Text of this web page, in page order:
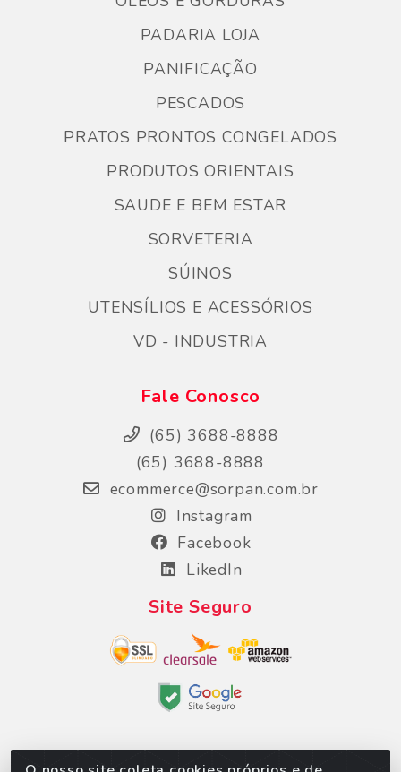
PADARIA LOJA
PANIFICAÇÃO
PESCADOS
PRATOS PRONTOS CONGELADOS
PRODUTOS ORIENTAIS
SAUDE E BEM ESTAR
SORVETERIA
SÚINOS
UTENSÍLIOS E ACESSÓRIOS
VD - INDUSTRIA
Fale Conosco
(65) 3688-8888
(65) 3688-8888
ecommerce@sorpan.com.br
Instagram
Facebook
LikedIn
Site Seguro